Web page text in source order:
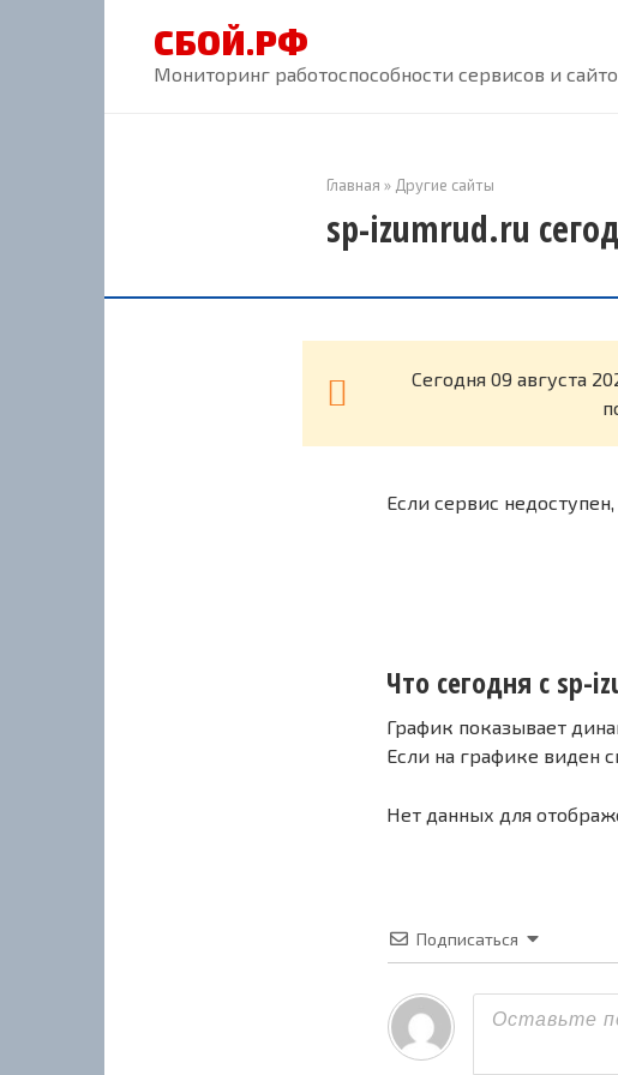
СБОЙ.РФ
Мониторинг работоспособности сервисов и
Главная » Другие сайты
sp-izumrud.ru
Cегодня 09 августа
Если сервис
Что сегодня с sp-
График показывает
Если на графике виден
Нет данных для
Подписаться